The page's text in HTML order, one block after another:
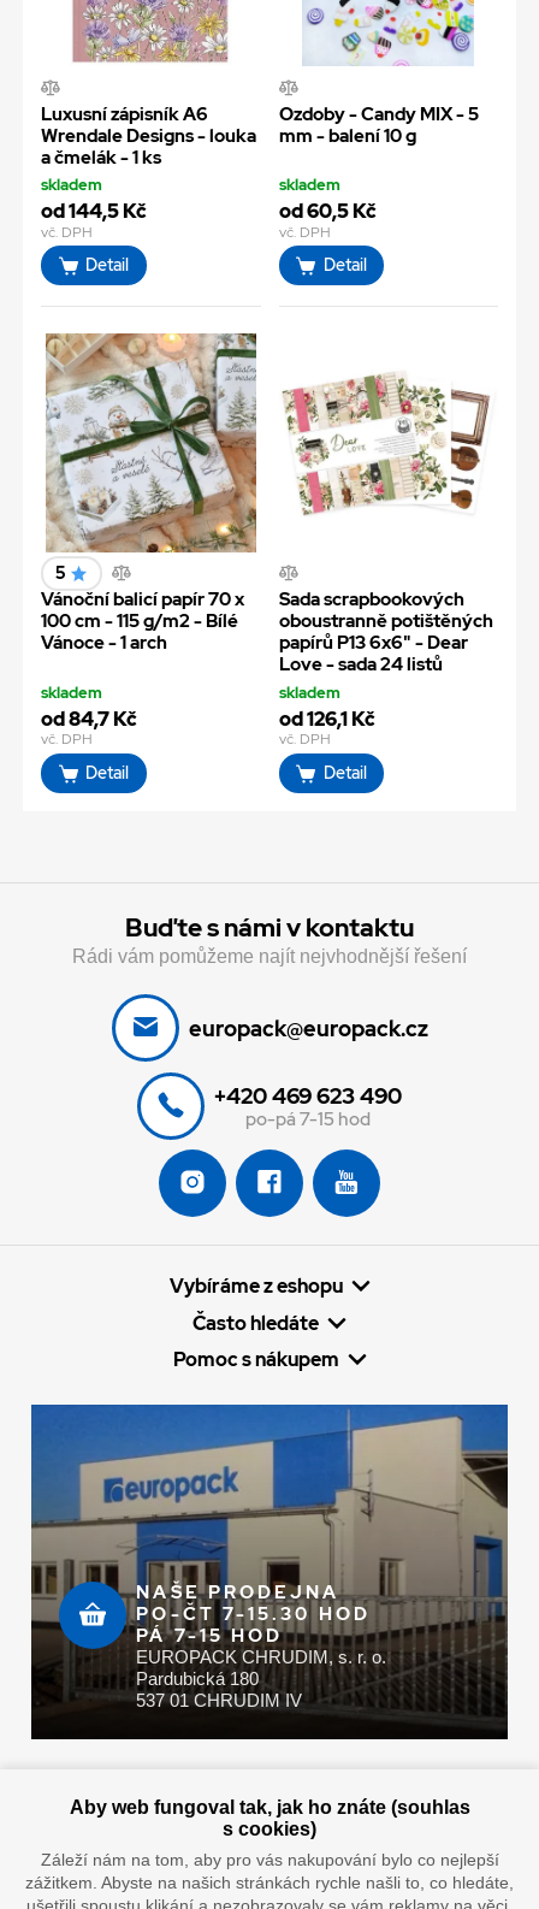
Luxusní zápisník A6
Wrendale Designs - louka
a čmelák - 1 ks
skladem
od 144,5 Kč
vč. DPH
Detail
Ozdoby - Candy MIX - 5
mm - balení 10 g
skladem
od 60,5 Kč
vč. DPH
Detail
5
Vánoční balicí papír 70 x
100 cm - 115 g/m2 - Bílé
Vánoce - 1 arch
skladem
od 84,7 Kč
vč. DPH
Detail
Sada scrapbookových
oboustranně potištěných
papírů P13 6x6" - Dear
Love - sada 24 listů
skladem
od 126,1 Kč
vč. DPH
Detail
Buďte s námi v kontaktu
Rádi vám pomůžeme najít nejvhodnější řešení
europack@europack.cz
+420 469 623 490
po-pá 7-15 hod
Vybíráme z eshopu
Často hledáte
Pomoc s nákupem
NAŠE PRODEJNA
PO-ČT 7-15.30 HOD
PÁ 7-15 HOD
EUROPACK CHRUDIM, s. r. o.
Pardubická 180
537 01 CHRUDIM IV
Doprava vaším oblíbeným dopravcem
Aby web fungoval tak, jak ho znáte (souhlas
s cookies)
Záleží nám na tom, aby pro vás nakupování bylo co nejlepší
zážitkem. Abyste na našich stránkách rychle našli to, co hledáte,